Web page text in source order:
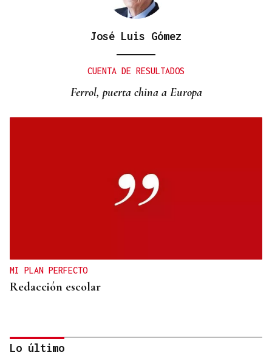
José Luis Gómez
CUENTA DE RESULTADOS
Ferrol, puerta china a Europa
MI PLAN PERFECTO
Redacción escolar
Lo último